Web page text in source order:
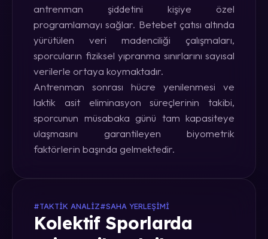
antrenman şiddetini kişiye özel
programlamayı sağlar. Betebet çatısı altında
yürütülen veri madenciliği çalışmaları,
sporcuların fiziksel yıpranma sınırlarını sayısal
verilerle ortaya koymaktadır.
Antrenman sonrası hücre yenilenmesi ve
laktik asit eliminasyon süreçlerinin takibi,
sporcunun müsabaka günü tam kapasiteye
ulaşmasını garantileyen biyometrik
faktörlerin başında gelmektedir.
#TAKTIK ANALIZ#SAHA YERLEŞIMI
Kolektif Sporlarda